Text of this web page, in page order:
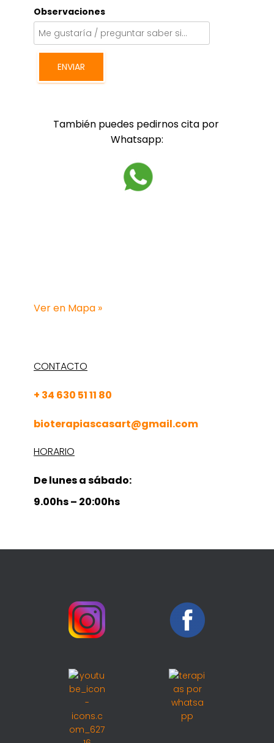
Observaciones
ENVIAR
También puedes pedirnos cita por
Whatsapp:
Ver en Mapa »
CONTACTO
+ 34 630 51 11 80
bioterapiascasart@gmail.com
HORARIO
De lunes a sábado:
9.00hs – 20:00hs